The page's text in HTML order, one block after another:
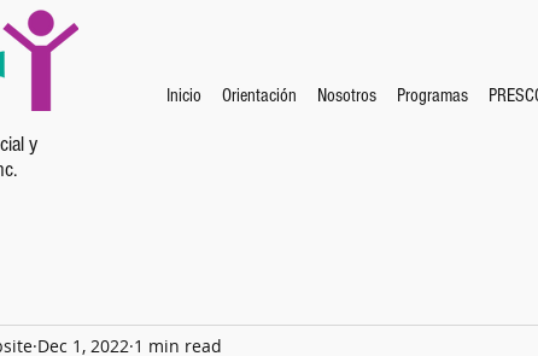
Inicio Orientación Nosotros Programas
y
Dec 1, 2022 1 min read